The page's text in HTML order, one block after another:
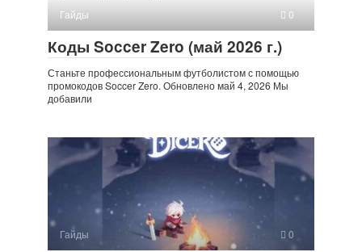
Гайды
0
Коды Soccer Zero (май 2026 г.)
Станьте профессиональным футболистом с помощью
промокодов Soccer Zero. Обновлено май 4, 2026 Мы
добавили
Гайды 0